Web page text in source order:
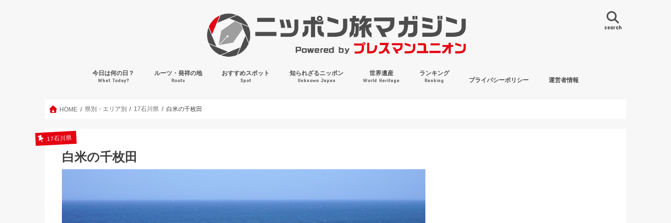
search
今日は何の日？
What Today?
ルーツ・発祥の地
Roots
おすすめスポット
Spot
知られざるニッポン
Unknown Japan
世界遺産
World Heritage
ランキング
Ranking プライバシーポリシー 運営者情報
HOME 県別・エリア別 17石川県 白米の千枚田
17石川県
白米の千枚田